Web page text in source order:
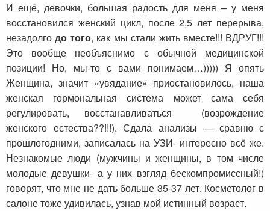
И ещё, девочки, большая радость для меня – у меня
восстановился женский цикл, после 2,5 лет перерыва,
незадолгодо того, как мы стали жить вместе!!! ВДРУГ!!!
Это вообще необъяснимо с обычной медицинской
позиции! Но, мы-то с вами понимаем…))))) Я опять
Женщина, значит «увядание» приостановилось, наша
женская гормональная система может сама себя
регулировать, восстанавливаться (возрождение
женского естества??!!!). Сдала анализы — сравню с
прошлогодними, записалась на УЗИ- интересно всё же.
Незнакомые люди (мужчины и женщины, в том числе
молодые девушки- а у них взгляд бескомпромиссный!)
говорят, что мне не дать больше 35-37 лет. Косметолог в
салоне тоже удивилась, узнав мой истинный возраст.